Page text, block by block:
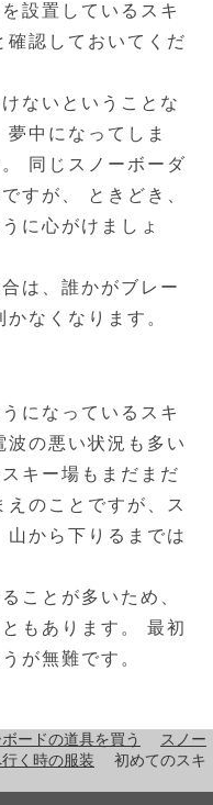
設置しているスキ
確認しておいてくだ
ないということな
中になってしま
同じスノーボーダ
すが、 ときどき、
に心がけましょ
は、誰かがブレー
なくなります。
になっているスキ
の悪い状況も多い
キー場もまだまだ
のことですが、ス
から下りるまでは
ことが多いため、
もあります。 最初
が無難です。
ードの道具を買う
スノー
く時の服装 初めてのスキ